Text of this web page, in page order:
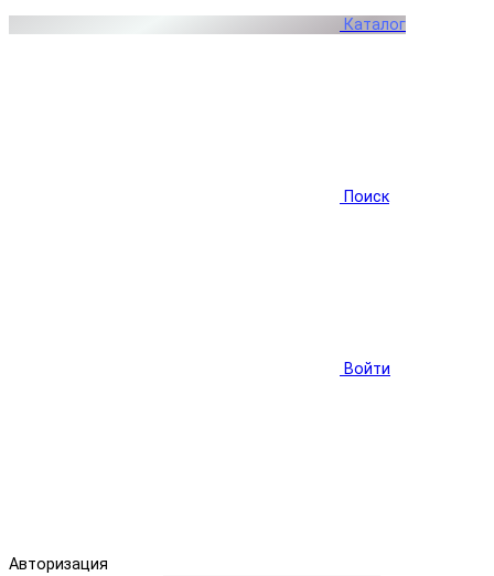
Каталог
Поиск
Войти
Авторизация